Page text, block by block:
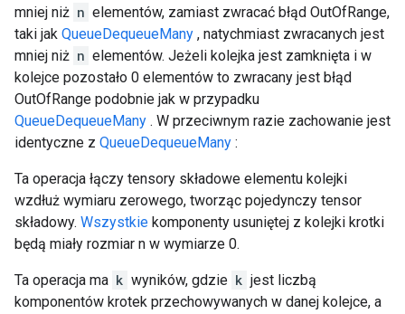
mniej niż n elementów, zamiast zwracać błąd OutOfRange,
taki jak QueueDequeueMany , natychmiast zwracanych jest
mniej niż n elementów. Jeżeli kolejka jest zamknięta i w
kolejce pozostało 0 elementów to zwracany jest błąd
OutOfRange podobnie jak w przypadku
QueueDequeueMany . W przeciwnym razie zachowanie jest
identyczne z QueueDequeueMany :
Ta operacja łączy tensory składowe elementu kolejki
wzdłuż wymiaru zerowego, tworząc pojedynczy tensor
składowy. Wszystkie komponenty usuniętej z kolejki krotki
będą miały rozmiar n w wymiarze 0.
Ta operacja ma k wyników, gdzie k jest liczbą
komponentów krotek przechowywanych w danej kolejce, a